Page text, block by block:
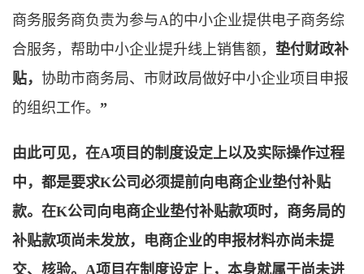
商务服务商负责为参与A的中小企业提供电子商务综
合服务，帮助中小企业提升线上销售额， 垫付财政补
贴， 协助市商务局、市财政局做好中小企业项目申报
的组织工作。 ”
由此可见，在A项目的制度设定上以及实际操作过程
中，都是要求K公司必须提前向电商企业垫付补贴
款。 在K公司向电商企业垫付补贴款项时，商务局的
补贴款项尚未发放，电商企业的申报材料亦尚未提
交、核验。A项目在制度设定上，本身就属于尚未进